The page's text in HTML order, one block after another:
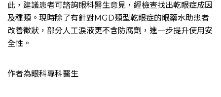
此，建議患者可諮詢眼科醫生意見，經檢查找出乾眼症成因
及種類。現時除了有針對MGD類型乾眼症的眼藥水助患者
改善徵狀，部分人工淚液更不含防腐劑，進一步提升使用安
全性。
作者為眼科專科醫生